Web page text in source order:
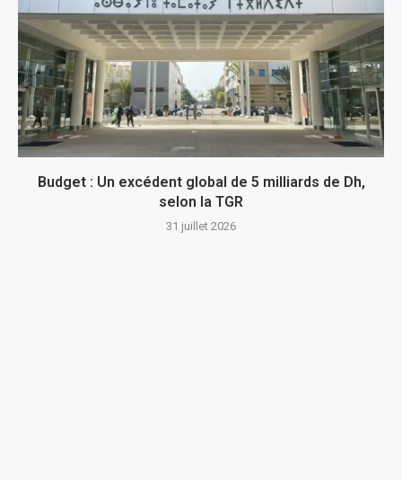
Budget : Un excédent global de 5 milliards de Dh,
selon la TGR
31 juillet 2026